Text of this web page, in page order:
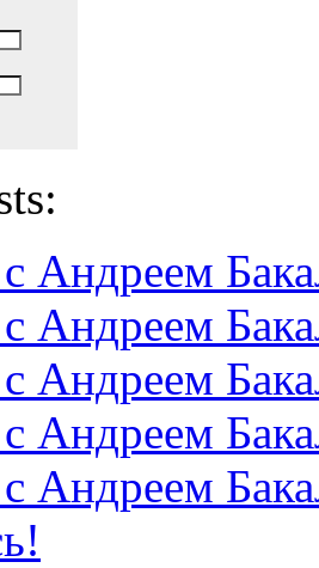
с Андреем
с Андреем
с Андреем
с Андреем
с Андреем